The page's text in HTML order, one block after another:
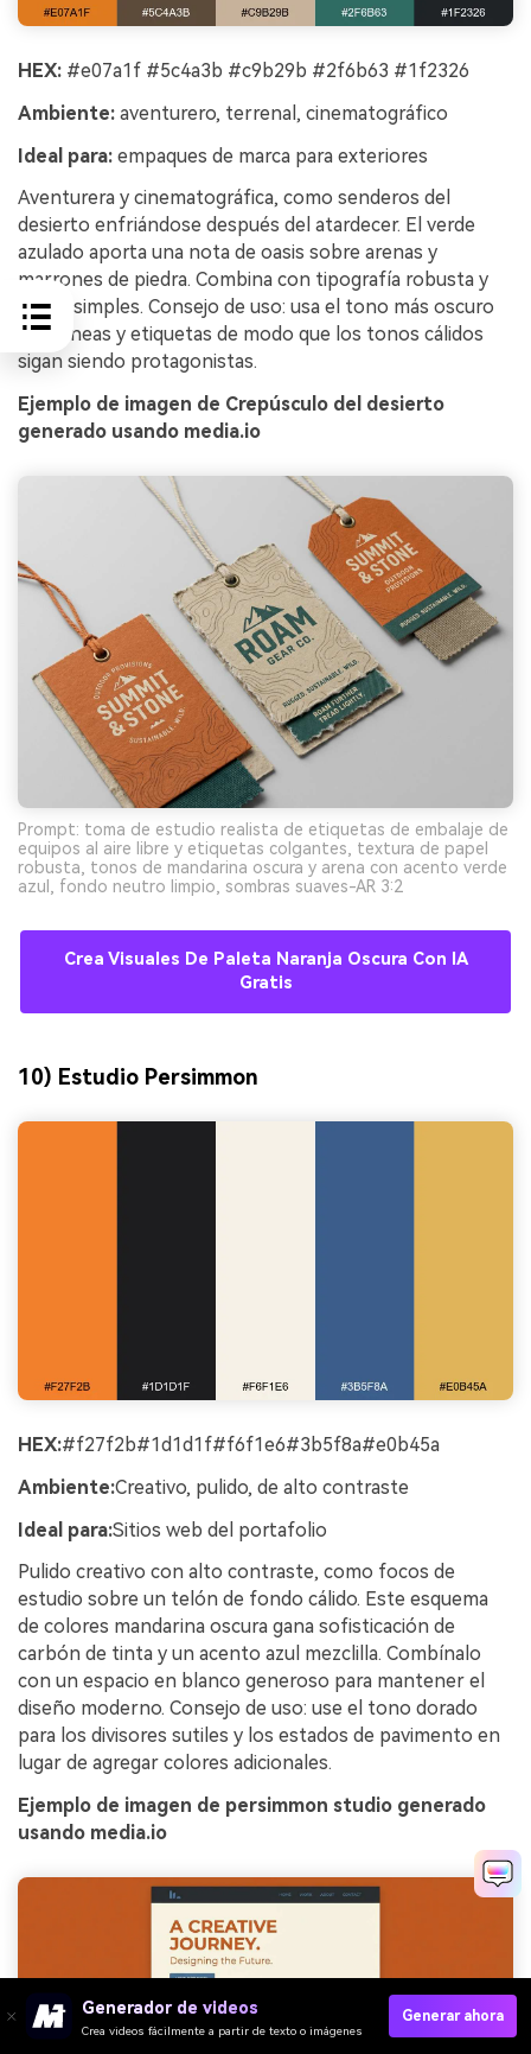
HEX: #e07a1f #5c4a3b #c9b29b #2f6b63 #1f2326
Ambiente: aventurero, terrenal, cinematográfico
Ideal para: empaques de marca para exteriores
Aventurera y cinematográfica, como senderos del
desierto enfriándose después del atardecer. El verde
azulado aporta una nota de oasis sobre arenas y
marrones de piedra. Combina con tipografía robusta y
sellos simples. Consejo de uso: usa el tono más oscuro
para líneas y etiquetas de modo que los tonos cálidos
sigan siendo protagonistas.
Ejemplo de imagen de Crepúsculo del desierto
generado usando media.io
Prompt: toma de estudio realista de etiquetas de embalaje de
equipos al aire libre y etiquetas colgantes, textura de papel
robusta, tonos de mandarina oscura y arena con acento verde
azul, fondo neutro limpio, sombras suaves-AR 3:2
Crea Visuales De Paleta Naranja Oscura Con IA
Gratis
10) Estudio Persimmon
HEX:#f27f2b#1d1d1f#f6f1e6#3b5f8a#e0b45a
Ambiente:Creativo, pulido, de alto contraste
Ideal para:Sitios web del portafolio
Pulido creativo con alto contraste, como focos de
estudio sobre un telón de fondo cálido. Este esquema
de colores mandarina oscura gana sofisticación de
carbón de tinta y un acento azul mezclilla. Combínalo
con un espacio en blanco generoso para mantener el
diseño moderno. Consejo de uso: use el tono dorado
para los divisores sutiles y los estados de pavimento en
lugar de agregar colores adicionales.
Ejemplo de imagen de persimmon studio generado
usando media.io
Generador de videos
Crea videos fácilmente a partir de texto o imágenes
Generar ahora